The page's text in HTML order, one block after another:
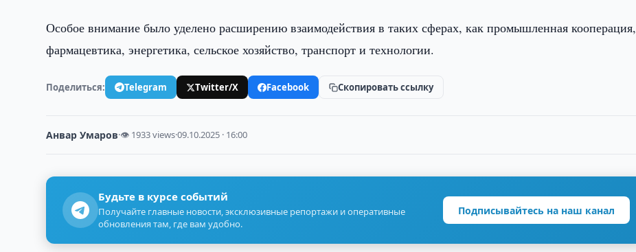
Особое внимание было уделено расширению взаимодействия в таких сферах, как промышленная кооперация,
фармацевтика, энергетика, сельское хозяйство, транспорт и технологии.
Поделиться: Telegram Twitter/X Facebook Скопировать ссылку
Анвар Умаров·👁 1933 views·09.10.2025 · 16:00
Будьте в курсе событий
Получайте главные новости, эксклюзивные репортажи и оперативные
обновления там, где вам удобно.
Подписывайтесь на наш канал